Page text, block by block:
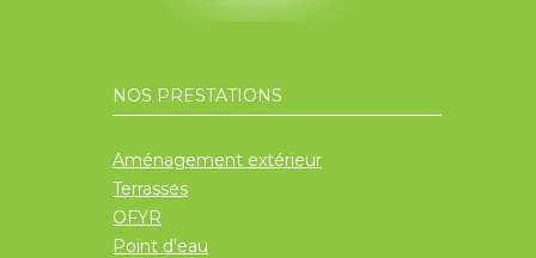
NOS PRESTATIONS
Aménagement extérieur
Terrasses
OFYR
Point d'eau